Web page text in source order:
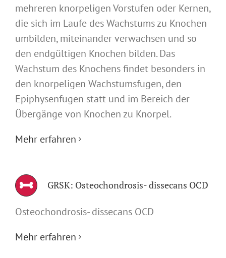
mehreren knorpeligen Vorstufen oder Kernen,
die sich im Laufe des Wachstums zu Knochen
umbilden, miteinander verwachsen und so
den endgültigen Knochen bilden. Das
Wachstum des Knochens findet besonders in
den knorpeligen Wachstumsfugen, den
Epiphysenfugen statt und im Bereich der
Übergänge von Knochen zu Knorpel.
Mehr erfahren
GRSK: Osteochondrosis- dissecans OCD
Osteochondrosis- dissecans OCD
Mehr erfahren